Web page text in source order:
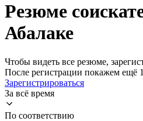
Резюме
Абалаке
Чтобы видеть все резюме,
После регистрации покажем ещё
Зарегистрироваться
За всё время
По соответствию